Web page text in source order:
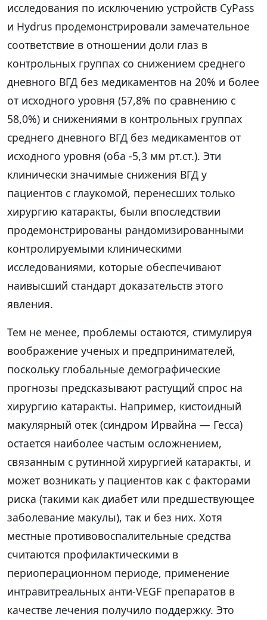
исследования по исключению устройств CyPass
и Hydrus продемонстрировали замечательное
соответствие в отношении доли глаз в
контрольных группах со снижением среднего
дневного ВГД без медикаментов на 20% и более
от исходного уровня (57,8% по сравнению с
58,0%) и снижениями в контрольных группах
среднего дневного ВГД без медикаментов от
исходного уровня (оба -5,3 мм рт.ст.). Эти
клинически значимые снижения ВГД у
пациентов с глаукомой, перенесших только
хирургию катаракты, были впоследствии
продемонстрированы рандомизированными
контролируемыми клиническими
исследованиями, которые обеспечивают
наивысший стандарт доказательств этого
явления.
Тем не менее, проблемы остаются, стимулируя
воображение ученых и предпринимателей,
поскольку глобальные демографические
прогнозы предсказывают растущий спрос на
хирургию катаракты. Например, кистоидный
макулярный отек (синдром Ирвайна — Гесса)
остается наиболее частым осложнением,
связанным с рутинной хирургией катаракты, и
может возникать у пациентов как с факторами
риска (такими как диабет или предшествующее
заболевание макулы), так и без них. Хотя
местные противовоспалительные средства
считаются профилактическими в
периоперационном периоде, применение
интравитреальных анти-VEGF препаратов в
качестве лечения получило поддержку. Это